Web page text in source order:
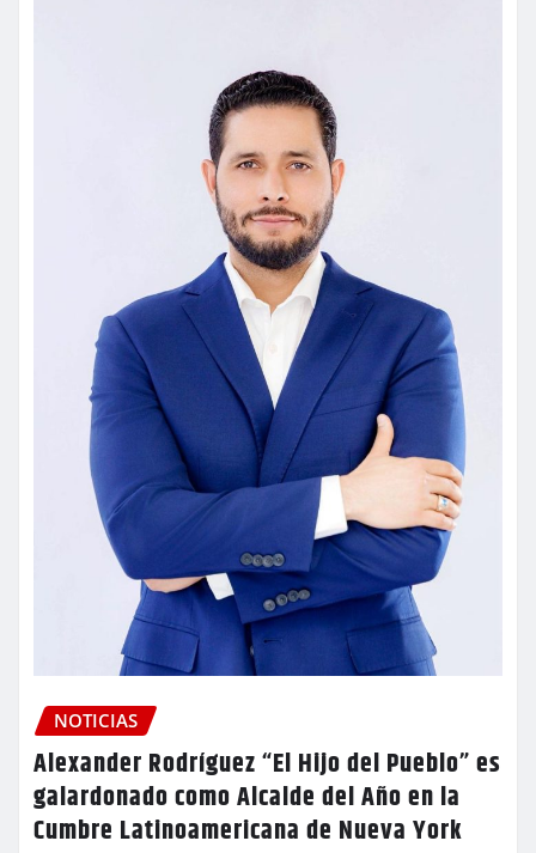
NOTICIAS
Alexander Rodríguez “El Hijo del Pueblo” es
galardonado como Alcalde del Año en la
Cumbre Latinoamericana de Nueva York